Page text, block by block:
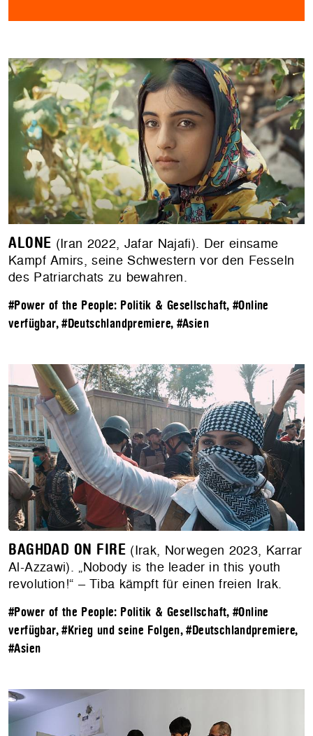
ALONE (Iran 2022, Jafar Najafi). Der einsame
Kampf Amirs, seine Schwestern vor den Fesseln
des Patriarchats zu bewahren.
#Power of the People: Politik & Gesellschaft,#Online
verfügbar,#Deutschlandpremiere, #Asien
BAGHDAD ON FIRE (Irak, Norwegen 2023, Karrar
Al-Azzawi). „Nobody is the leader in this youth
revolution!“ – Tiba kämpft für einen freien Irak.
#Power of the People: Politik & Gesellschaft,#Online
verfügbar,#Krieg und seine Folgen,#Deutschlandpremiere,
#Asien